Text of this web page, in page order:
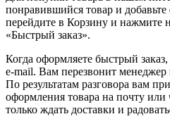
понравившийся товар и добавьте
перейдите в Корзину и нажмите
«Быстрый заказ».
Когда оформляете быстрый
e-mail. Вам перезвонит менеджер
По результатам разговора вам
оформления товара на почту
только ждать доставки и